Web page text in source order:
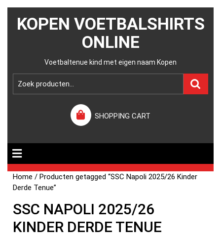
KOPEN VOETBALSHIRTS
ONLINE
Voetbaltenue kind met eigen naam Kopen
SHOPPING CART
Home / Producten getagged “SSC Napoli 2025/26 Kinder
Derde Tenue”
SSC NAPOLI 2025/26
KINDER DERDE TENUE